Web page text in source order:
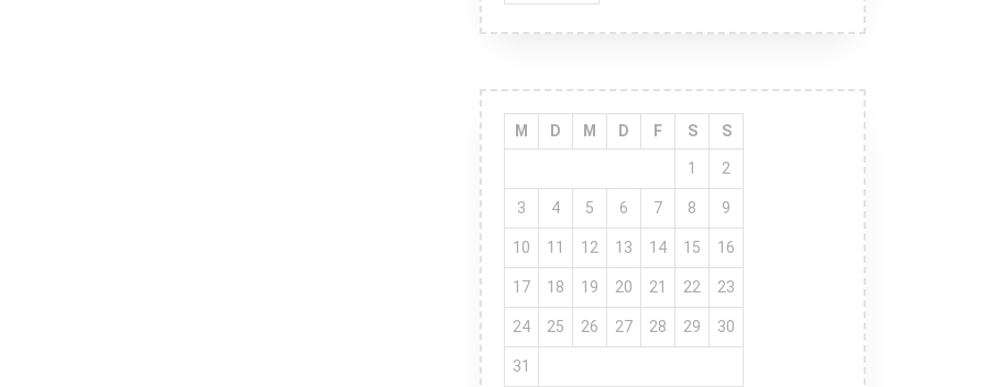
M D M D F S S
1 2
3 4 5 6 7 8 9
10 11 12 13 14 15 16
17 18 19 20 21 22 23
24 25 26 27 28 29 30
31